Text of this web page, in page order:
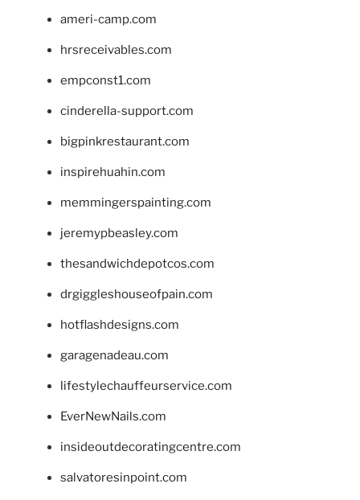
ameri-camp.com
hrsreceivables.com
empconst1.com
cinderella-support.com
bigpinkrestaurant.com
inspirehuahin.com
memmingerspainting.com
jeremypbeasley.com
thesandwichdepotcos.com
drgiggleshouseofpain.com
hotflashdesigns.com
garagenadeau.com
lifestylechauffeurservice.com
EverNewNails.com
insideoutdecoratingcentre.com
salvatoresinpoint.com